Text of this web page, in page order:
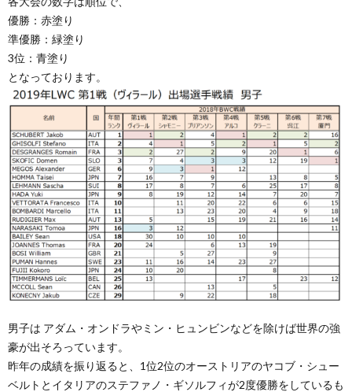
優勝：赤塗り
準優勝：緑塗り
3位：青塗り
となっております。
男子は アダム・オンドラやミン・ヒュンビンなどを除けば世界の強
豪が出そろっています。
昨年の成績を振り返ると、1位2位のオーストリアのヤコブ・シュー
ベルトとイタリアのステファノ・ギソルフィが2度優勝をしているも